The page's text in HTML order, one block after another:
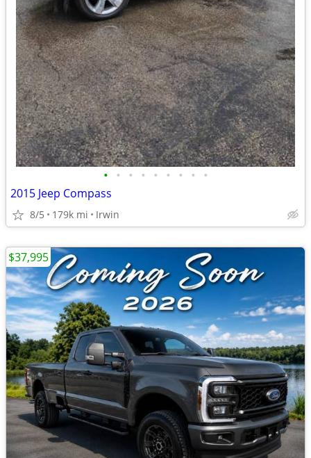
• • • • • • • • •
2015 Jeep Compass
8/5 179k mi Irwin
$37,995